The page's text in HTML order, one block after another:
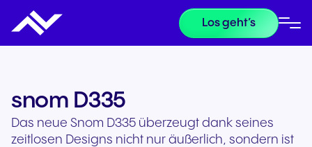
Los geht’s
snom D335
Das neue Snom D335 überzeugt dank seines
zeitlosen Designs nicht nur äußerlich, sondern ist